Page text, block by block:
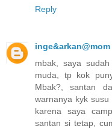
Reply
inge&arkan@mom
mbak, saya
muda, tp kok
Mbak?, santan
warnanya kyk
karena saya
santan si tetap,